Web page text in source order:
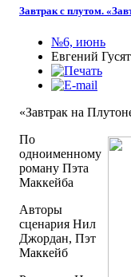
Завтрак с плутом.
№6, июнь
Евгений
«Завтрак на
По
одноименному
роману Пэта
Маккейба
Авторы
сценария Нил
Джордан, Пэт
Маккейб